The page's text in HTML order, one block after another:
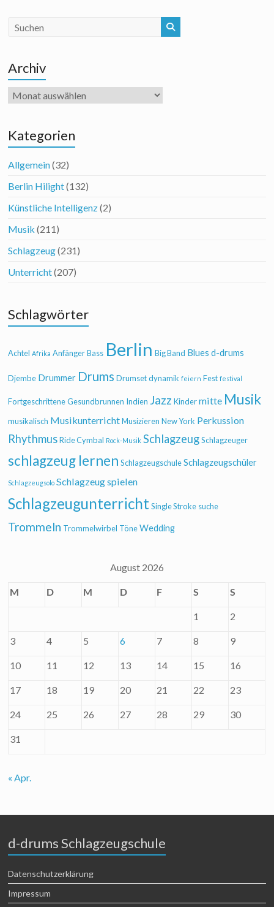
Archiv
Archiv
Kategorien
Allgemein(32)
Berlin Hilight(132)
Künstliche Intelligenz(2)
Musik (211)
Schlagzeug(231)
Unterricht(207)
Schlagwörter
Achtel Afrika Anfänger Bass Berlin Big Band Blues d-drums
Djembe Drummer Drums Drumset dynamik feiern Fest festival
Fortgeschrittene Gesundbrunnen Indien Jazz Kinder mitte Musik
musikalisch Musikunterricht Musizieren New York Perkussion
Rhythmus Ride Cymbal Rock-Musik Schlagzeug Schlagzeuger
schlagzeug lernen Schlagzeugschule Schlagzeugschüler
Schlagzeugsolo Schlagzeug spielen
Schlagzeugunterricht Single Stroke suche
Trommeln Trommelwirbel Töne Wedding
August 2026
M D M D F S S
1 2
3 4 5 6 7 8 9
10 11 12 13 14 15 16
17 18 19 20 21 22 23
24 25 26 27 28 29 30
31
« Apr.
d-drums Schlagzeugschule
Datenschutzerklärung
Impressum